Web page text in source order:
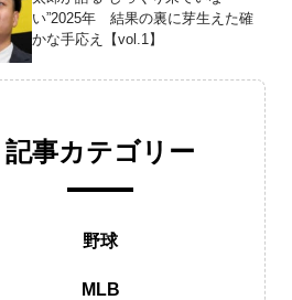
い”2025年 結果の裏に芽生えた確
かな手応え【vol.1】
記事カテゴリー
野球
MLB